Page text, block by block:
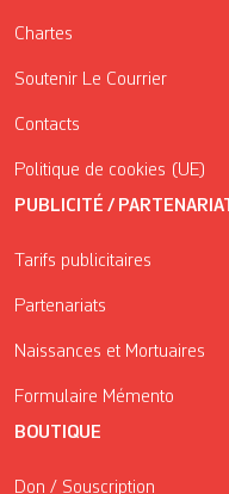
Chartes
Soutenir Le Courrier
Contacts
Politique de cookies (UE)
PUBLICITÉ /
Tarifs publicitaires
Partenariats
Naissances et Mortuaires
Formulaire Mémento
BOUTIQUE
Don / Souscription